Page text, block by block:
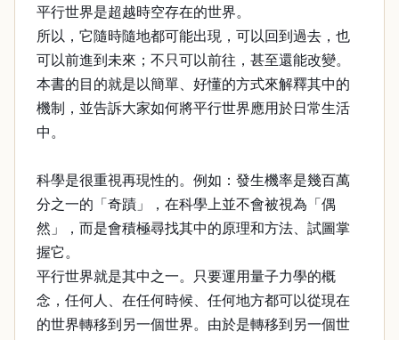
平行世界是超越時空存在的世界。
所以，它隨時隨地都可能出現，可以回到過去，也
可以前進到未來；不只可以前往，甚至還能改變。
本書的目的就是以簡單、好懂的方式來解釋其中的
機制，並告訴大家如何將平行世界應用於日常生活
中。
科學是很重視再現性的。例如：發生機率是幾百萬
分之一的「奇蹟」，在科學上並不會被視為「偶
然」，而是會積極尋找其中的原理和方法、試圖掌
握它。
平行世界就是其中之一。只要運用量子力學的概
念，任何人、在任何時候、任何地方都可以從現在
的世界轉移到另一個世界。由於是轉移到另一個世